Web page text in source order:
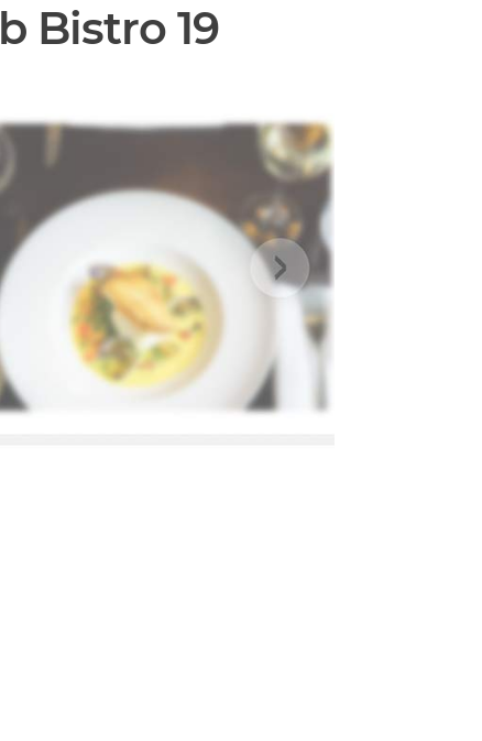
Bistro 19